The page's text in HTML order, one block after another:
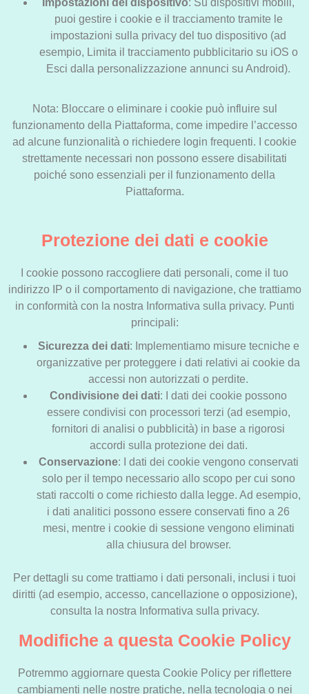
puoi gestire i cookie e il tracciamento tramite le
impostazioni sulla privacy del tuo dispositivo (ad
esempio, Limita il tracciamento pubblicitario su iOS o
Esci dalla personalizzazione annunci su Android).
Nota: Bloccare o eliminare i cookie può influire sul
funzionamento della Piattaforma, come impedire l’accesso
ad alcune funzionalità o richiedere login frequenti. I cookie
strettamente necessari non possono essere disabilitati
poiché sono essenziali per il funzionamento della
Piattaforma.
Protezione dei dati e cookie
I cookie possono raccogliere dati personali, come il tuo
indirizzo IP o il comportamento di navigazione, che trattiamo
in conformità con la nostra Informativa sulla privacy. Punti
principali:
Sicurezza dei dati: Implementiamo misure tecniche e
organizzative per proteggere i dati relativi ai cookie da
accessi non autorizzati o perdite.
Condivisione dei dati: I dati dei cookie possono
essere condivisi con processori terzi (ad esempio,
fornitori di analisi o pubblicità) in base a rigorosi
accordi sulla protezione dei dati.
Conservazione: I dati dei cookie vengono conservati
solo per il tempo necessario allo scopo per cui sono
stati raccolti o come richiesto dalla legge. Ad esempio,
i dati analitici possono essere conservati fino a 26
mesi, mentre i cookie di sessione vengono eliminati
alla chiusura del browser.
Per dettagli su come trattiamo i dati personali, inclusi i tuoi
diritti (ad esempio, accesso, cancellazione o opposizione),
consulta la nostra Informativa sulla privacy.
Modifiche a questa Cookie Policy
Potremmo aggiornare questa Cookie Policy per riflettere
cambiamenti nelle nostre pratiche, nella tecnologia o nei